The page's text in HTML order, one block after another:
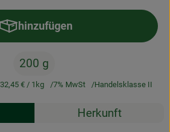
hinzufügen
Produkt zum Warenkorb
200 g
32,45 €/ 1kg 7% MwSt Handelsklasse II
Rezepte
Herkunft